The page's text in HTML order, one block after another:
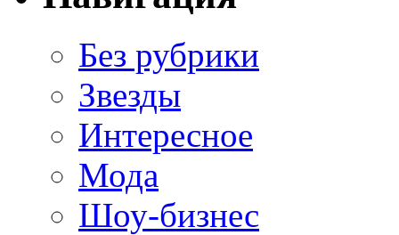
Без рубрики
Звезды
Интересное
Мода
Шоу-бизнес